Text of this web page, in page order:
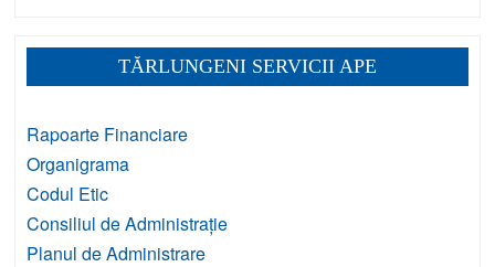
TĂRLUNGENI SERVICII APE
Rapoarte Financiare
Organigrama
Codul Etic
Consiliul de Administrație
Planul de Administrare